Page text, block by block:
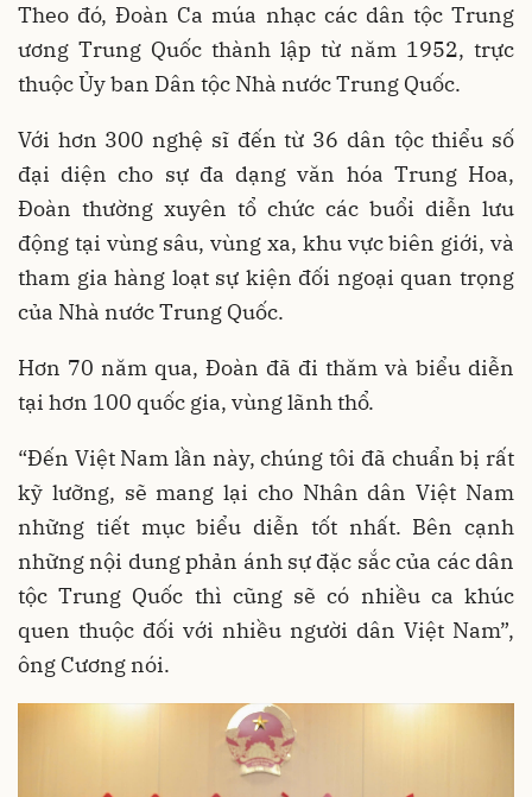
Theo đó, Đoàn Ca múa nhạc các dân tộc Trung
ương Trung Quốc thành lập từ năm 1952, trực
thuộc Ủy ban Dân tộc Nhà nước Trung Quốc.
Với hơn 300 nghệ sĩ đến từ 36 dân tộc thiểu số
đại diện cho sự đa dạng văn hóa Trung Hoa,
Đoàn thường xuyên tổ chức các buổi diễn lưu
động tại vùng sâu, vùng xa, khu vực biên giới, và
tham gia hàng loạt sự kiện đối ngoại quan trọng
của Nhà nước Trung Quốc.
Hơn 70 năm qua, Đoàn đã đi thăm và biểu diễn
tại hơn 100 quốc gia, vùng lãnh thổ.
“Đến Việt Nam lần này, chúng tôi đã chuẩn bị rất
kỹ lưỡng, sẽ mang lại cho Nhân dân Việt Nam
những tiết mục biểu diễn tốt nhất. Bên cạnh
những nội dung phản ánh sự đặc sắc của các dân
tộc Trung Quốc thì cũng sẽ có nhiều ca khúc
quen thuộc đối với nhiều người dân Việt Nam”,
ông Cương nói.